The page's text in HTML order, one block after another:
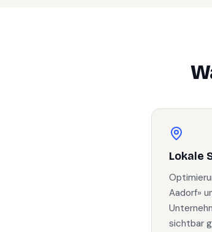
Lokale
Aadorf»
sichtbar